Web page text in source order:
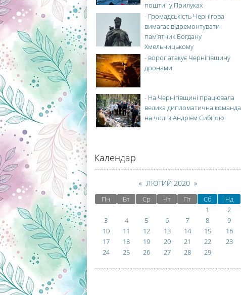
пошти" у Прилуках
- Громадськість Чернігова
вимагає відремонтувати
пам’ятник Богдану
Хмельницькому
- ворог атакує Чернігівщину
дронами
- На Чернігівщині працювала
велика дипломатична команда
на чолі з Андрієм Сибігою
Календар
« ЛЮТИЙ 2020 »
Пн Вт Ср Чт Пт Сб
Нд
1
2
3
4 5 6 7 8
9
10
11 12 13 14 15
16
17
18 19 20 21 22
23
24
25 26 27 28 29